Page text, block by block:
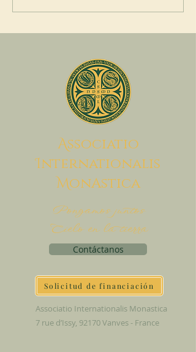
Associatio
Internationalis
MonAstica
Pongamos juntos
Cielo en la tierra
Contáctanos
Solicitud de financiación
Associatio Internationalis Monastica
7 rue d’Issy, 92170 Vanves - France